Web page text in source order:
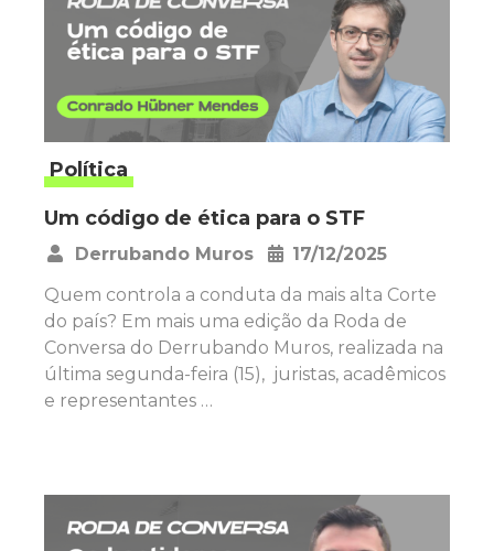
Política
Um código de ética para o STF
Derrubando Muros
17/12/2025
Quem controla a conduta da mais alta Corte
do país? Em mais uma edição da Roda de
Conversa do Derrubando Muros, realizada na
última segunda-feira (15), juristas, acadêmicos
e representantes …